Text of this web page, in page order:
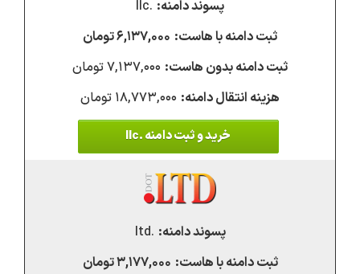
.llc
۶,۱۳۷,۰۰۰ تومان
۷,۱۳۷,۰۰۰ تومان
۱۸,۷۷۳,۰۰۰ تومان
خرید و ثبت دامنه .llc
.ltd
۳,۱۷۷,۰۰۰ تومان